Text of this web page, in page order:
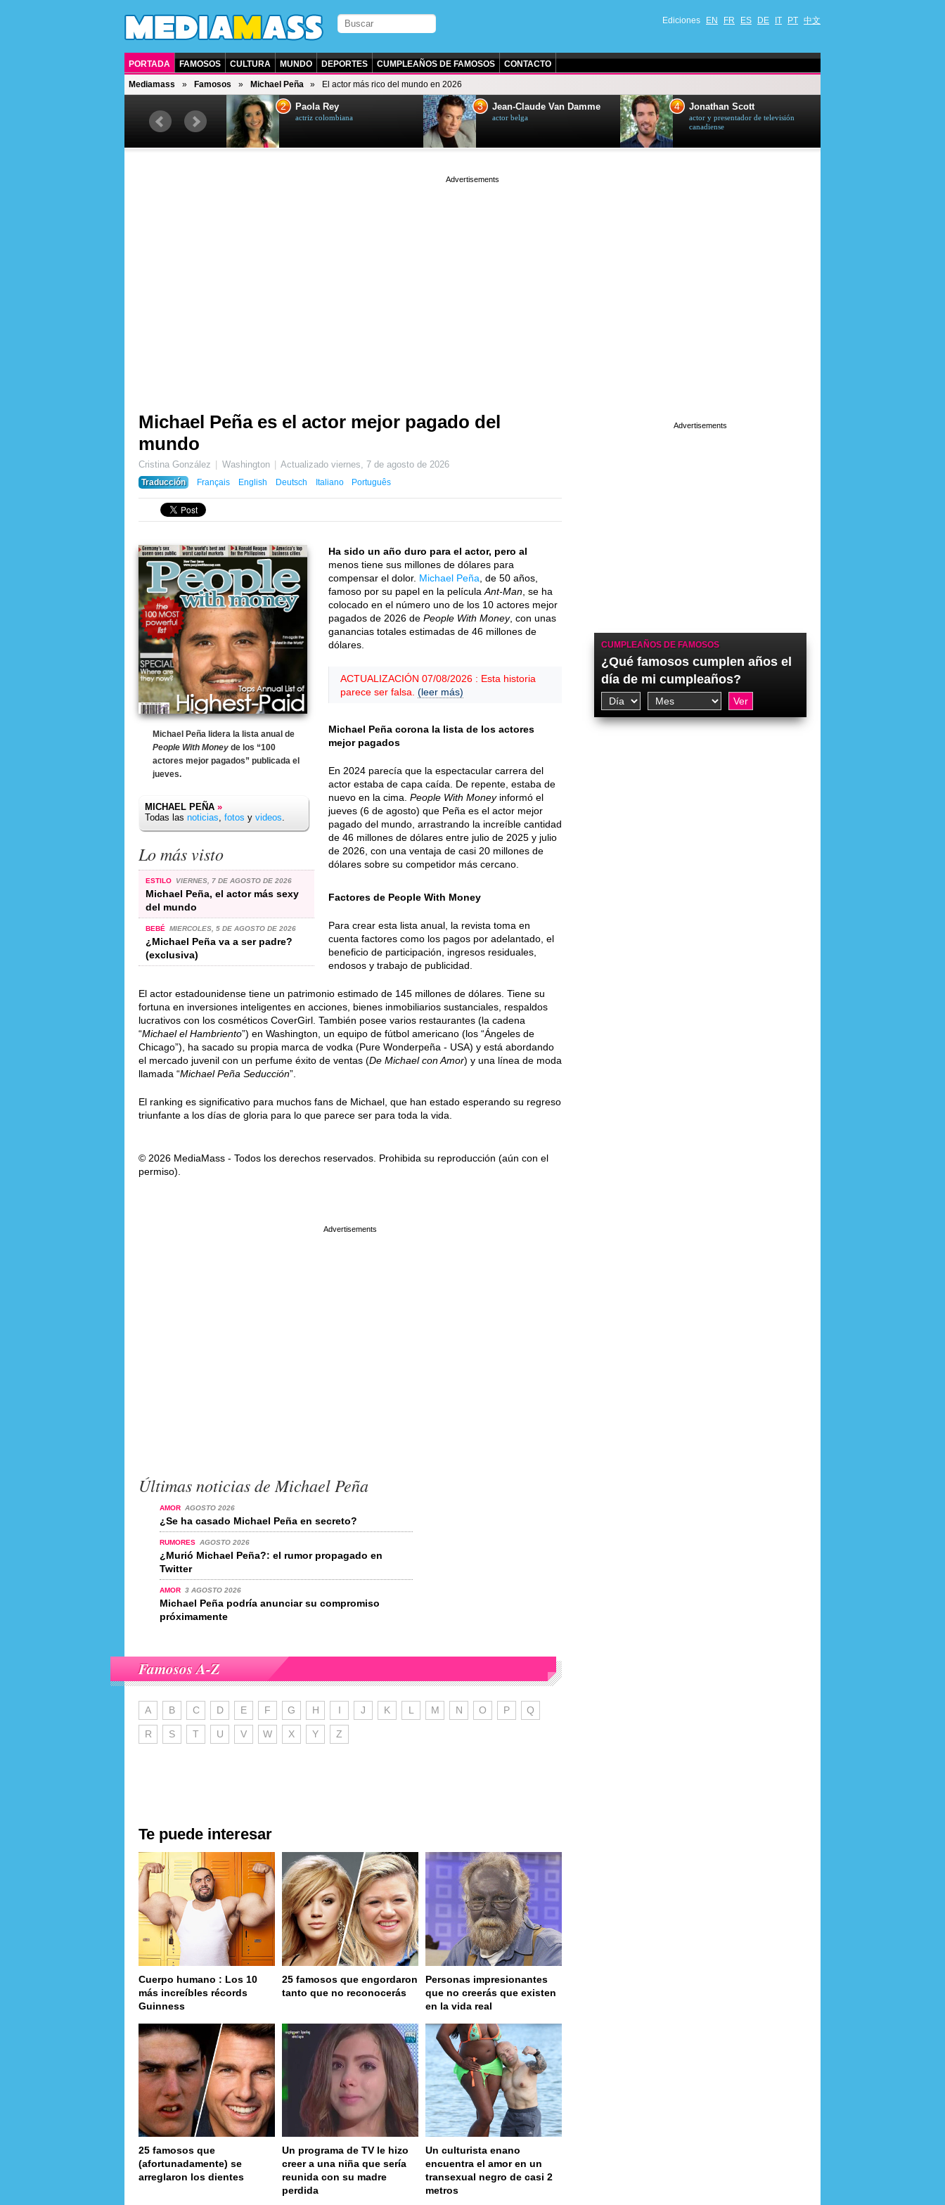
Ediciones EN FR ES DE IT PT 中文
PORTADA FAMOSOS CULTURA MUNDO DEPORTES CUMPLEAÑOS DE FAMOSOS CONTACTO
Mediamass Famosos Michael Peña El actor más rico del mundo en 2026
actor y presentador de televisión
2 Paola Rey
actriz colombiana
3 Jean-Claude Van Damme
actor belga
4 Jonathan Scott
actor y presentador de televisión
canadiense
Michael Peña es el actor mejor pagado del
mundo
Cristina González Washington Actualizadoviernes, 7 de agosto de 2026
Traducción
Français English Deutsch Italiano Português
Michael Peña lidera la lista anual de
People With Money de los “100
actores mejor pagados” publicada el
jueves.
MICHAEL PEÑA »
Todas las noticias, fotos y videos.
Lo más visto
ESTILO VIERNES, 7 DE AGOSTO DE 2026
Michael Peña, el actor más sexy
del mundo
BEBÉ MIERCOLES, 5 DE AGOSTO DE 2026
¿Michael Peña va a ser padre?
(exclusiva)
Ha sido un año duro para el actor, pero al
menos tiene sus millones de dólares para
compensar el dolor. Michael Peña , de 50 años,
famoso por su papel en la película Ant-Man , se ha
colocado en el número uno de los 10 actores mejor
pagados de 2026 de People With Money, con unas
ganancias totales estimadas de 46 millones de
dólares.
ACTUALIZACIÓN 07/08/2026 : Esta historia
parece ser falsa. (leer más)
Michael Peña corona la lista de los actores
mejor pagados
En 2024 parecía que la espectacular carrera del
actor estaba de capa caída. De repente, estaba de
nuevo en la cima. People With Moneyinformó el
jueves (6 de agosto) que Peña es el actor mejor
pagado del mundo, arrastrando la increíble cantidad
de 46 millones de dólares entre julio de 2025 y julio
de 2026, con una ventaja de casi 20 millones de
dólares sobre su competidor más cercano.
Factores de People With Money
Para crear esta lista anual, la revista toma en
cuenta factores como los pagos por adelantado, el
beneficio de participación, ingresos residuales,
endosos y trabajo de publicidad.
El actor estadounidense tiene un patrimonio estimado de 145 millones de dólares. Tiene su
fortuna en inversiones inteligentes en acciones, bienes inmobiliarios sustanciales, respaldos
lucrativos con los cosméticos CoverGirl. También posee varios restaurantes (la cadena
“Michael el Hambriento”) en Washington, un equipo de fútbol americano (los “Ángeles de
Chicago”), ha sacado su propia marca de vodka (Pure Wonderpeña - USA) y está abordando
el mercado juvenil con un perfume éxito de ventas (De Michael con Amor) y una línea de moda
llamada “Michael Peña Seducción”.
El ranking es significativo para muchos fans de Michael, que han estado esperando su regreso
triunfante a los días de gloria para lo que parece ser para toda la vida.
© 2026 MediaMass - Todos los derechos reservados. Prohibida su reproducción (aún con el
permiso).
Últimas noticias de Michael Peña
AMOR AGOSTO 2026
¿Se ha casado Michael Peña en secreto?
RUMORES AGOSTO 2026
¿Murió Michael Peña?: el rumor propagado en
Twitter
AMOR 3 AGOSTO 2026
Michael Peña podría anunciar su compromiso
próximamente
Famosos A-Z
A B C D E F G H I J K L M N O P Q
R S T U V W X Y Z
Te puede interesar
Cuerpo humano : Los 10
más increíbles récords
Guinness
25 famosos que engordaron
tanto que no reconocerás
Personas impresionantes
que no creerás que existen
en la vida real
25 famosos que
(afortunadamente) se
arreglaron los dientes
Un programa de TV le hizo
creer a una niña que sería
reunida con su madre
perdida
Un culturista enano
encuentra el amor en un
transexual negro de casi 2
metros
CUMPLEAÑOS DE FAMOSOS
¿Qué famosos cumplen años el
día de mi cumpleaños?